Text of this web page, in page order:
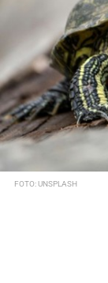
FOTO: UNSPLASH